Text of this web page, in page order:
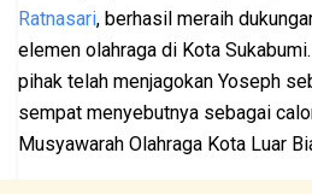
Ratnasari, berhasil meraih
elemen olahraga di Kota
pihak telah menjagokan Yoseph
sempat menyebutnya sebagai
Musyawarah Olahraga Kota Luar